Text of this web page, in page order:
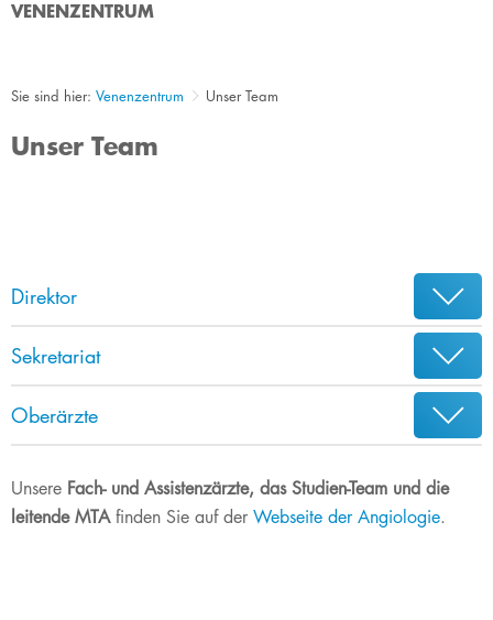
VENENZENTRUM
Sie sind hier: Venenzentrum Unser Team
Unser Team
Direktor
Sekretariat
Oberärzte
Unsere Fach- und Assistenzärzte, das Studien-Team und die
leitende MTAfinden Sie auf der Webseite der Angiologie.